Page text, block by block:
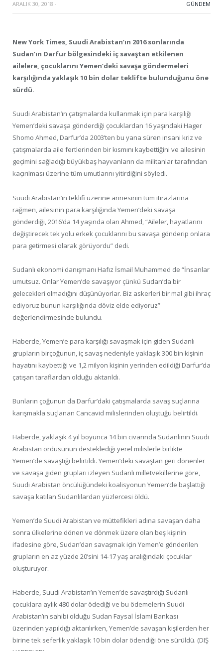
ARALIK 30, 2018 · GÜNDEM
New York Times, Suudi Arabistan’ın 2016 sonlarında
Sudan’ın Darfur bölgesindeki iç savaştan etkilenen
ailelere, çocuklarını Yemen’deki savaşa göndermeleri
karşılığında yaklaşık 10 bin dolar teklifte bulunduğunu öne
sürdü.
Suudi Arabistan’ın çatışmalarda kullanmak için para karşılığı
Yemen’deki savaşa gönderdiği çocuklardan 16 yaşındaki Hager
Shomo Ahmed, Darfur’da 2003’ten bu yana süren insani kriz ve
çatışmalarda aile fertlerinden bir kısmını kaybettiğini ve ailesinin
geçimini sağladığı büyükbaş hayvanların da militanlar tarafından
kaçırılması üzerine tüm umutlarını yitirdiğini söyledi.
Suudi Arabistan’ın teklifi üzerine annesinin tüm itirazlarına
rağmen, ailesinin para karşılığında Yemen’deki savaşa
gönderdiği, 2016’da 14 yaşında olan Ahmed, “Aileler, hayatlarını
değiştirecek tek yolu erkek çocuklarını bu savaşa gönderip onlara
para getirmesi olarak görüyordu” dedi.
Sudanlı ekonomi danışmanı Hafız İsmail Muhammed de “İnsanlar
umutsuz. Onlar Yemen’de savaşıyor çünkü Sudan’da bir
gelecekleri olmadığını düşünüyorlar. Biz askerleri bir mal gibi ihraç
ediyoruz bunun karşılığında döviz elde ediyoruz”
değerlendirmesinde bulundu.
Haberde, Yemen’e para karşılığı savaşmak için giden Sudanlı
grupların birçoğunun, iç savaş nedeniyle yaklaşık 300 bin kişinin
hayatını kaybettiği ve 1,2 milyon kişinin yerinden edildiği Darfur’da
çatışan taraflardan olduğu aktarıldı.
Bunların çoğunun da Darfur’daki çatışmalarda savaş suçlarına
karışmakla suçlanan Cancavid milislerinden oluştuğu belirtildi.
Haberde, yaklaşık 4 yıl boyunca 14 bin civarında Sudanlının Suudi
Arabistan ordusunun desteklediği yerel milislerle birlikte
Yemen’de savaştığı belirtildi. Yemen’deki savaştan geri dönenler
ve savaşa giden grupları izleyen Sudanlı milletvekillerine göre,
Suudi Arabistan öncülüğündeki koalisyonun Yemen’de başlattığı
savaşa katılan Sudanlılardan yüzlercesi öldü.
Yemen’de Suudi Arabistan ve müttefikleri adına savaşan daha
sonra ülkelerine dönen ve dönmek üzere olan beş kişinin
ifadesine göre, Sudan’dan savaşmak için Yemen’e gönderilen
grupların en az yüzde 20’sini 14-17 yaş aralığındaki çocuklar
oluşturuyor.
Haberde, Suudi Arabistan’ın Yemen’de savaştırdığı Sudanlı
çocuklara aylık 480 dolar ödediği ve bu ödemelerin Suudi
Arabistan’ın sahibi olduğu Sudan Faysal İslami Bankası
üzerinden yapıldığı aktarılırken, Yemen’de savaşan kişilerden her
birine tek seferlik yaklaşık 10 bin dolar ödendiği öne sürüldü. (DIŞ